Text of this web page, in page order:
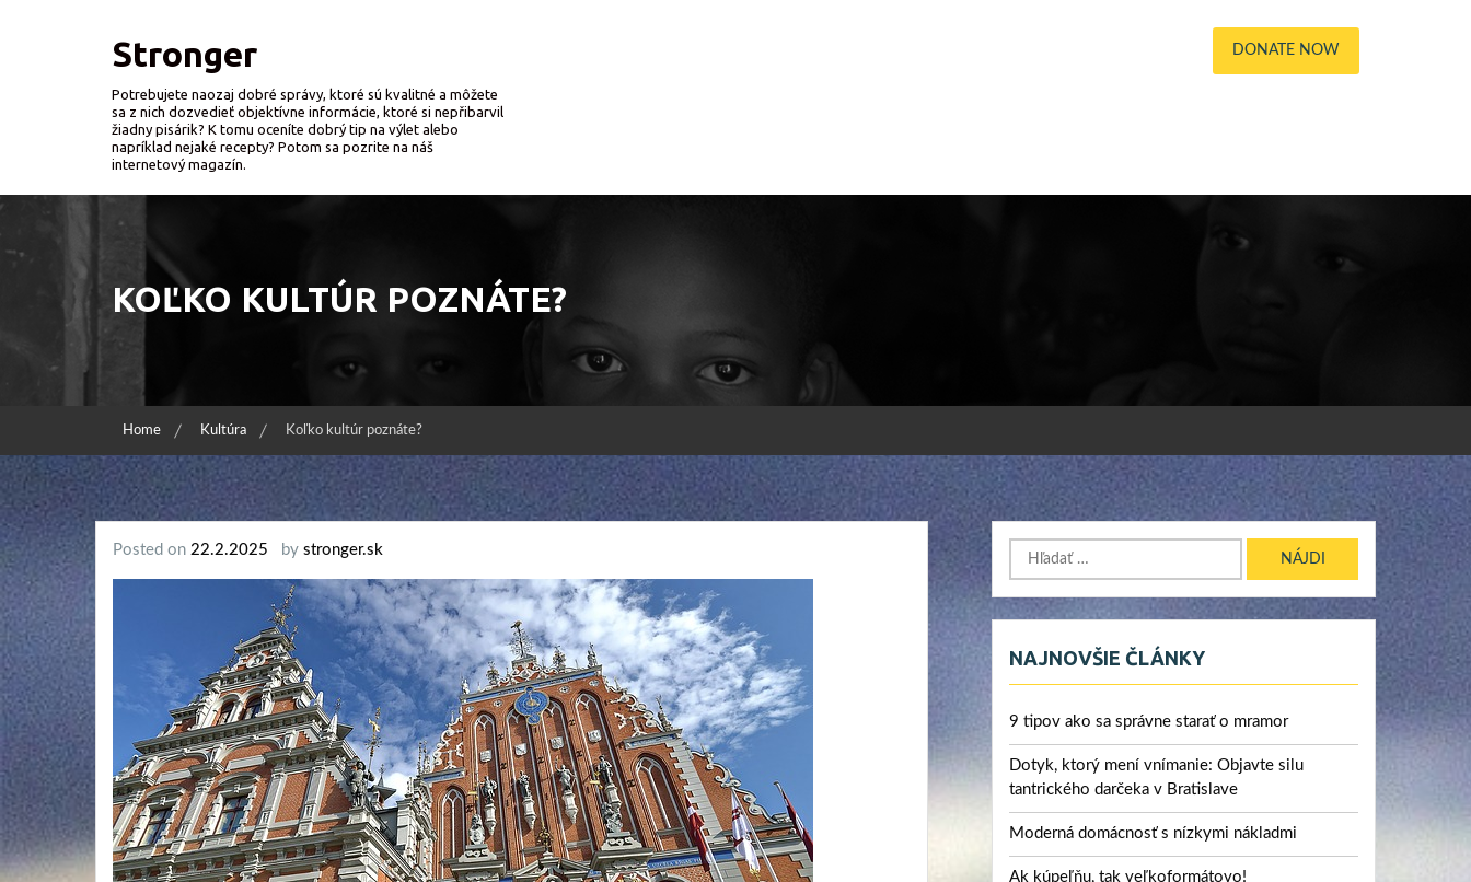
Stronger
Potrebujete naozaj dobré správy, ktoré sú kvalitné a môžete
sa z nich dozvedieť objektívne informácie, ktoré si nepřibarvil
žiadny pisárik? K tomu oceníte dobrý tip na výlet alebo
napríklad nejaké recepty? Potom sa pozrite na náš
internetový magazín.
DONATE NOW
KOĽKO KULTÚR POZNÁTE?
Home Kultúra Koľko kultúr poznáte?
Posted on 22.2.2025 by stronger.sk Hľadať:
NAJNOVŠIE ČLÁNKY
9 tipov ako sa správne starať o mramor
Dotyk, ktorý mení vnímanie: Objavte silu
tantrického darčeka v Bratislave
Moderná domácnosť s nízkymi nákladmi
Ak kúpeľňu, tak veľkoformátovo!